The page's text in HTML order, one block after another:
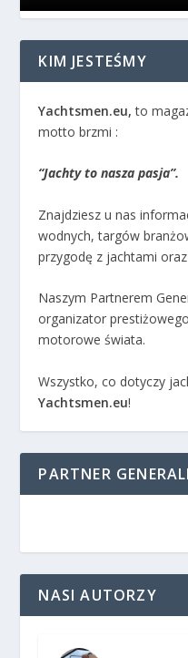
KIM JESTEŚMY
Yachtsmen.eu, to
motto brzmi :
“Jachty to nasza pasja”.
Znajdziesz u nas
wodnych, targów
przygodę z jachtami
Naszym Partnerem
organizator
motorowe świata.
Wszystko, co dotyczy
Yachtsmen.eu!
PARTNER
NASI AUTORZY